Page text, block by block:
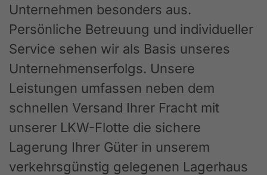
Unternehmen besonders aus.
Persönliche Betreuung und individueller
Service sehen wir als Basis unseres
Unternehmenserfolgs. Unsere
Leistungen umfassen neben dem
schnellen Versand Ihrer Fracht mit
unserer LKW-Flotte die sichere
Lagerung Ihrer Güter in unserem
verkehrsgünstig gelegenen Lagerhaus